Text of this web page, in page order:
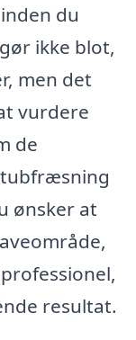
du
ikke blot,
men det
vurdere
de
ønsker at
resultat.